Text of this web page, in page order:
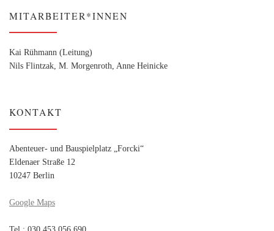
MITARBEITER*INNEN
Kai Rühmann (Leitung)
Nils Flintzak, M. Morgenroth, Anne Heinicke
KONTAKT
Abenteuer- und Bauspielplatz „Forcki“
Eldenaer Straße 12
10247 Berlin
Google Maps